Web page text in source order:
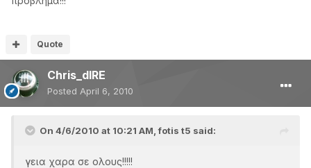
Quote
Chris_dIRE
Posted April 6, 2010
On 4/6/2010 at 10:21 AM, fotis t5 said:
γεια χαρα σε ολους!!!!!